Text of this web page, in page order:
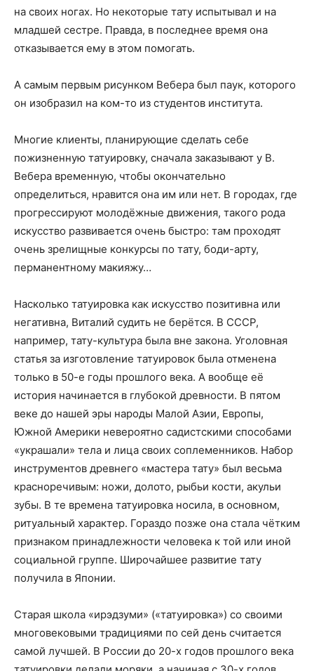
на своих ногах. Но некоторые тату испытывал и на
младшей сестре. Правда, в последнее время она
отказывается ему в этом помогать.
А самым первым рисунком Вебера был паук, которого
он изобразил на ком-то из студентов института.
Многие клиенты, планирующие сделать себе
пожизненную татуировку, сначала заказывают у В.
Вебера временную, чтобы окончательно
определиться, нравится она им или нет. В городах, где
прогрессируют молодёжные движения, такого рода
искусство развивается очень быстро: там проходят
очень зрелищные конкурсы по тату, боди-арту,
перманентному макияжу…
Насколько татуировка как искусство позитивна или
негативна, Виталий судить не берётся. В СССР,
например, тату-культура была вне закона. Уголовная
статья за изготовление татуировок была отменена
только в 50-е годы прошлого века. А вообще её
история начинается в глубокой древности. В пятом
веке до нашей эры народы Малой Азии, Европы,
Южной Америки невероятно садистскими способами
«украшали» тела и лица своих соплеменников. Набор
инструментов древнего «мастера тату» был весьма
красноречивым: ножи, долото, рыбьи кости, акульи
зубы. В те времена татуировка носила, в основном,
ритуальный характер. Гораздо позже она стала чётким
признаком принадлежности человека к той или иной
социальной группе. Широчайшее развитие тату
получила в Японии.
Старая школа «ирэдзуми» («татуировка») со своими
многовековыми традициями по сей день считается
самой лучшей. В России до 20-х годов прошлого века